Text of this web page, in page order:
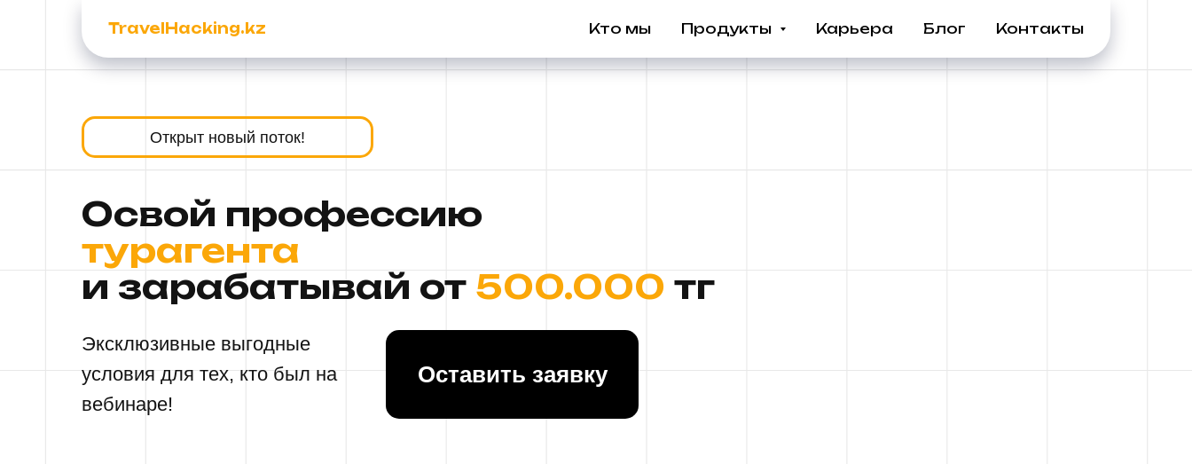
TravelHacking.kz Кто мы Продукты Карьера Блог Контакты
Освой профессию
турагента
и зарабатывай от 500.000 тг
Эксклюзивные выгодные
условия для тех, кто был на
вебинаре!
Открыт новый поток!
Оставить заявку